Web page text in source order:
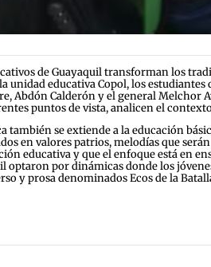
de Guayaquil transforman los
unidad educativa Copol, los
Abdón Calderón y el general Melchor
puntos de vista, analicen el
también se extiende a la educación
en valores patrios, melodías que
educativa y que el enfoque está en
optaron por dinámicas donde los
y prosa denominados Ecos de la